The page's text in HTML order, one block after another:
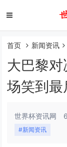
首页 新闻资讯
大巴黎
场笑到最
世界杯资讯网
#新闻资讯